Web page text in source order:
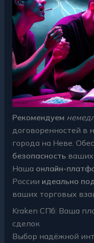
Рекомендуем
договоренностей в
города на Неве.
безопасность ваших
Наша онлайн-
России идеально
ваших торговых
Kraken СПб: Ваша
сделок
Выбор надёжной